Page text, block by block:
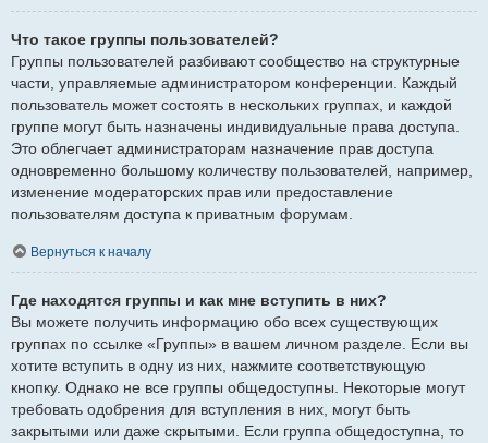
Что такое группы пользователей?
Группы пользователей разбивают сообщество на структурные
части, управляемые администратором конференции. Каждый
пользователь может состоять в нескольких группах, и каждой
группе могут быть назначены индивидуальные права доступа.
Это облегчает администраторам назначение прав доступа
одновременно большому количеству пользователей, например,
изменение модераторских прав или предоставление
пользователям доступа к приватным форумам.
Вернуться к началу
Где находятся группы и как мне вступить в них?
Вы можете получить информацию обо всех существующих
группах по ссылке «Группы» в вашем личном разделе. Если вы
хотите вступить в одну из них, нажмите соответствующую
кнопку. Однако не все группы общедоступны. Некоторые могут
требовать одобрения для вступления в них, могут быть
закрытыми или даже скрытыми. Если группа общедоступна, то